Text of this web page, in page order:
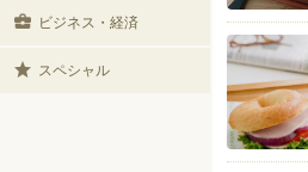
ビジネス・経済
スペシャル